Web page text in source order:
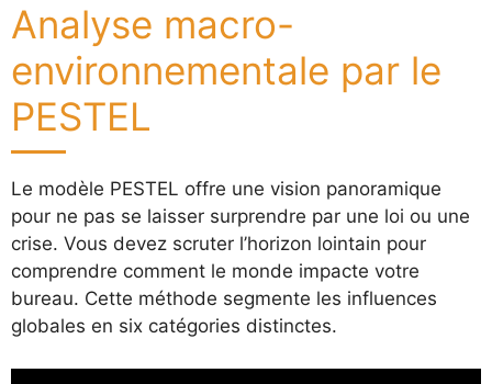
Analyse macro-
environnementale par le
PESTEL
Le modèle PESTEL offre une vision panoramique
pour ne pas se laisser surprendre par une loi ou une
crise. Vous devez scruter l’horizon lointain pour
comprendre comment le monde impacte votre
bureau. Cette méthode segmente les influences
globales en six catégories distinctes.